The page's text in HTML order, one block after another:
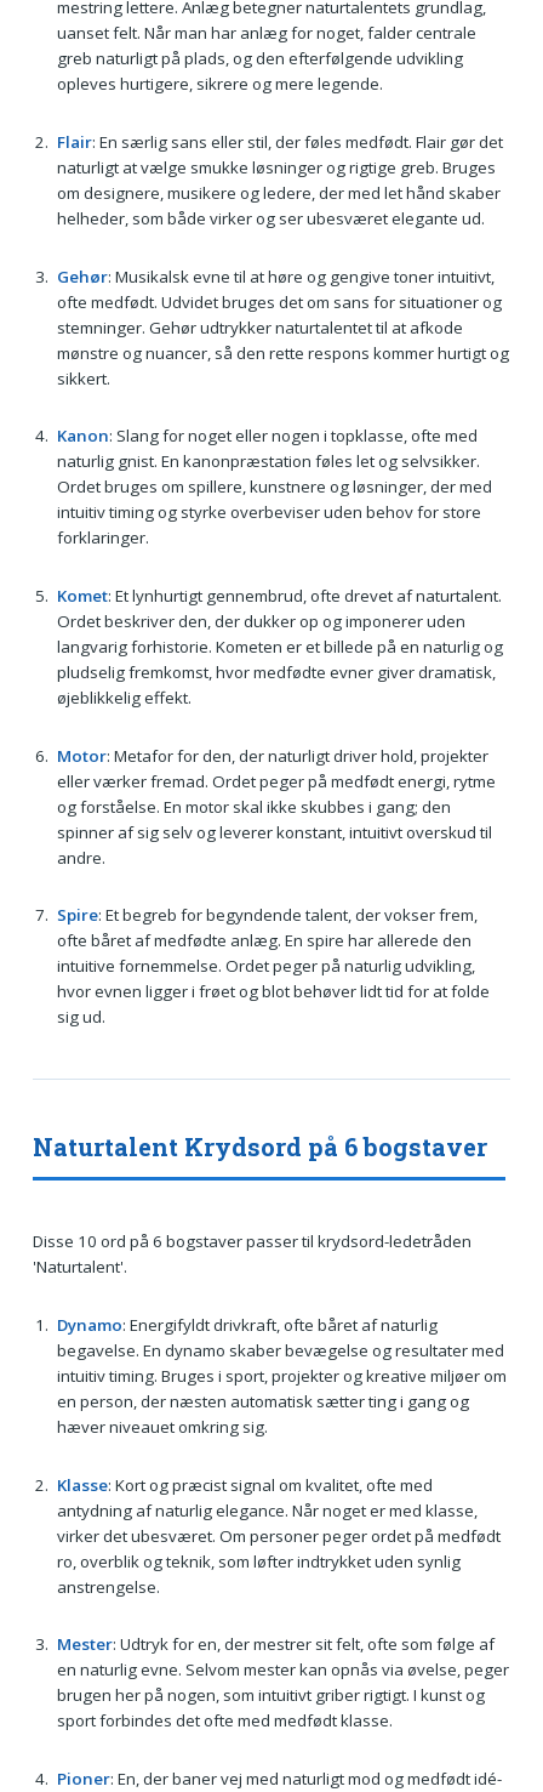
mestring lettere. Anlæg betegner naturtalentets grundlag,
uanset felt. Når man har anlæg for noget, falder centrale
greb naturligt på plads, og den efterfølgende udvikling
opleves hurtigere, sikrere og mere legende.
Flair: En særlig sans eller stil, der føles medfødt. Flair gør det
naturligt at vælge smukke løsninger og rigtige greb. Bruges
om designere, musikere og ledere, der med let hånd skaber
helheder, som både virker og ser ubesværet elegante ud.
Gehør: Musikalsk evne til at høre og gengive toner intuitivt,
ofte medfødt. Udvidet bruges det om sans for situationer og
stemninger. Gehør udtrykker naturtalentet til at afkode
mønstre og nuancer, så den rette respons kommer hurtigt og
sikkert.
Kanon: Slang for noget eller nogen i topklasse, ofte med
naturlig gnist. En kanonpræstation føles let og selvsikker.
Ordet bruges om spillere, kunstnere og løsninger, der med
intuitiv timing og styrke overbeviser uden behov for store
forklaringer.
Komet: Et lynhurtigt gennembrud, ofte drevet af naturtalent.
Ordet beskriver den, der dukker op og imponerer uden
langvarig forhistorie. Kometen er et billede på en naturlig og
pludselig fremkomst, hvor medfødte evner giver dramatisk,
øjeblikkelig effekt.
Motor: Metafor for den, der naturligt driver hold, projekter
eller værker fremad. Ordet peger på medfødt energi, rytme
og forståelse. En motor skal ikke skubbes i gang; den
spinner af sig selv og leverer konstant, intuitivt overskud til
andre.
Spire: Et begreb for begyndende talent, der vokser frem,
ofte båret af medfødte anlæg. En spire har allerede den
intuitive fornemmelse. Ordet peger på naturlig udvikling,
hvor evnen ligger i frøet og blot behøver lidt tid for at folde
sig ud.
Naturtalent Krydsord på 6 bogstaver
Disse 10 ord på 6 bogstaver passer til krydsord-ledetråden
'Naturtalent'.
Dynamo: Energifyldt drivkraft, ofte båret af naturlig
begavelse. En dynamo skaber bevægelse og resultater med
intuitiv timing. Bruges i sport, projekter og kreative miljøer om
en person, der næsten automatisk sætter ting i gang og
hæver niveauet omkring sig.
Klasse: Kort og præcist signal om kvalitet, ofte med
antydning af naturlig elegance. Når noget er med klasse,
virker det ubesværet. Om personer peger ordet på medfødt
ro, overblik og teknik, som løfter indtrykket uden synlig
anstrengelse.
Mester: Udtryk for en, der mestrer sit felt, ofte som følge af
en naturlig evne. Selvom mester kan opnås via øvelse, peger
brugen her på nogen, som intuitivt griber rigtigt. I kunst og
sport forbindes det ofte med medfødt klasse.
Pioner: En, der baner vej med naturligt mod og medfødt idé-